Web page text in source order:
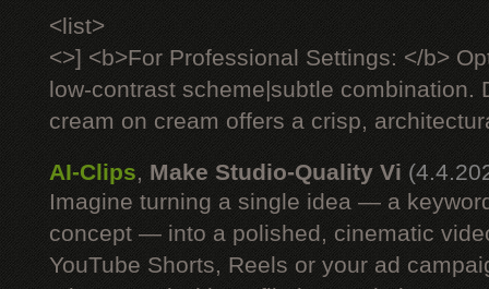
<list>
<>] <b>For Professional Settings: </b>
low-contrast scheme|subtle combination.
cream on cream offers a crisp,
AI-Clips, Make Studio-Quality Vi
Imagine turning a single idea — a
concept — into a polished, cinematic
YouTube Shorts, Reels or your ad